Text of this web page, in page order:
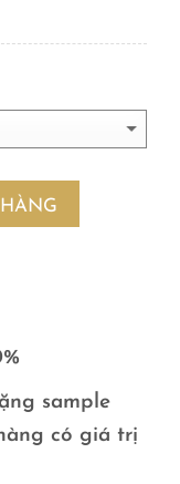
sample
có giá trị